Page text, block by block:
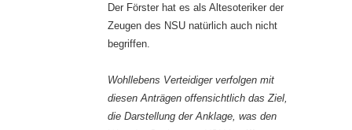
Der Förster hat es als Altesoteriker der
Zeugen des NSU natürlich auch nicht
begriffen.
Wohllebens Verteidiger verfolgen mit
diesen Anträgen offensichtlich das Ziel,
die Darstellung der Anklage, was den